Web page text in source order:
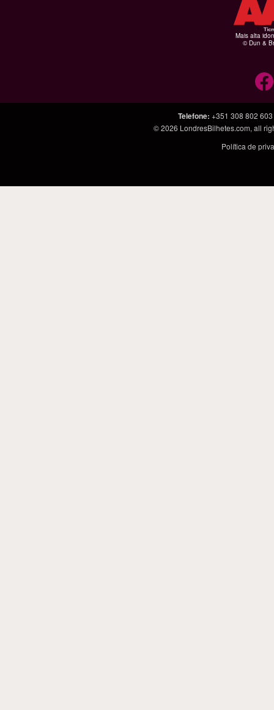
Mais alta
© Dun &
Telefone: +351 308 802 603
© 2026 LondresBilhetes.com, all
Política de